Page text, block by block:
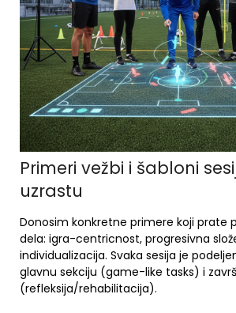
Primeri vežbi i šabloni
uzrastu
Donosim konkretne primere koji prate
dela: igra-centricnost, progresivna
individualizacija. Svaka sesija je
glavnu sekciju (game-like tasks) i
(refleksija/rehabilitacija).